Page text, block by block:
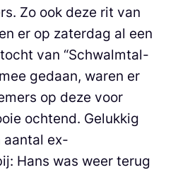
Zo ook deze rit van
er op zaterdag al een
van “Schwalmtal-
gedaan, waren er
op deze voor
ochtend. Gelukkig
aantal ex-
Hans was weer terug